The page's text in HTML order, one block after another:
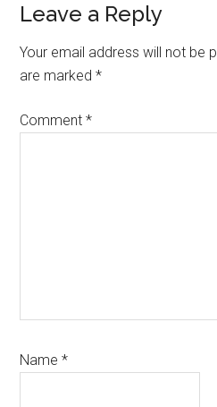
Reader
Interactions
Leave a Reply
Your email address will not be
are marked*
Comment*
Name*